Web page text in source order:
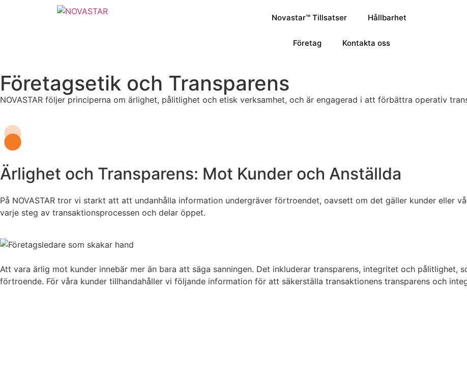
Novastar™ Tillsatser Hållbarhet
Företag Kontakta oss
Företagsetik och Transparens
NOVASTAR följer principerna om ärlighet, pålitlighet och etisk verksamhet, och är engagerad i att förbättra operativ
Ärlighet och Transparens: Mot Kunder och Anställda
På NOVASTAR tror vi starkt att att undanhålla information undergräver förtroendet, oavsett om det gäller kunder eller
varje steg av transaktionsprocessen och delar öppet.
Att vara ärlig mot kunder innebär mer än bara att säga sanningen. Det inkluderar transparens, integritet och pålitlighet,
förtroende. För våra kunder tillhandahåller vi följande information för att säkerställa transaktionens transparens och